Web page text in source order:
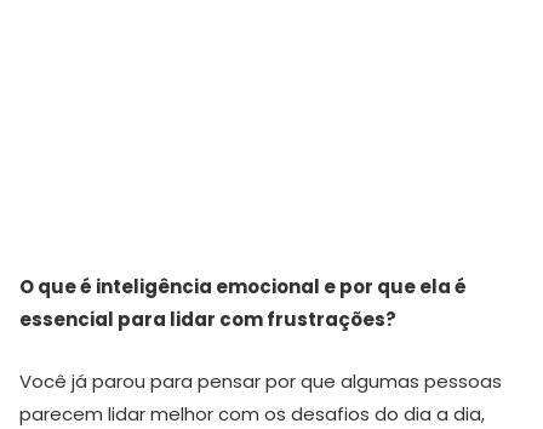
O que é inteligência emocional e por que ela é
essencial para lidar com frustrações?
Você já parou para pensar por que algumas pessoas
parecem lidar melhor com os desafios do dia a dia,